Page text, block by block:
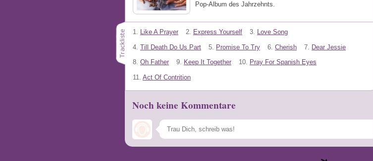
Pop-Album des Jahrzehnts.
1. Like A Prayer 2. Express Yourself 3. Love Song
4. Till Death Do Us Part 5. Promise To Try 6. Cherish 7. Dear Jessie
8. Oh Father 9. Keep It Together 10. Pray For Spanish Eyes
11. Act Of Contrition
Noch keine Kommentare
Speichern